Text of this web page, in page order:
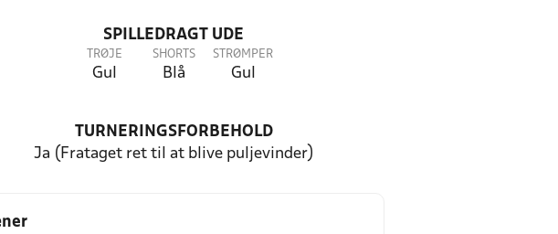
SPILLEDRAGT UDE
TRØJE
Gul
SHORTS
Blå
STRØMPER
Gul
TURNERINGSFORBEHOLD
Ja (Frataget ret til at blive puljevinder)